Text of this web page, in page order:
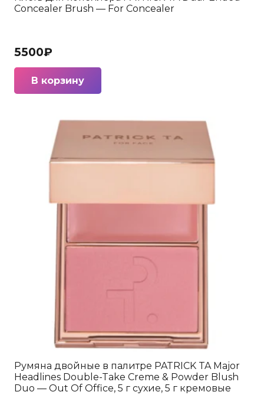
Concealer Brush — For Concealer
5500₽
В корзину
Румяна двойные в палитре PATRICK TA Major
Headlines Double-Take Creme & Powder Blush
Duo — Out Of Office, 5 г сухие, 5 г кремовые